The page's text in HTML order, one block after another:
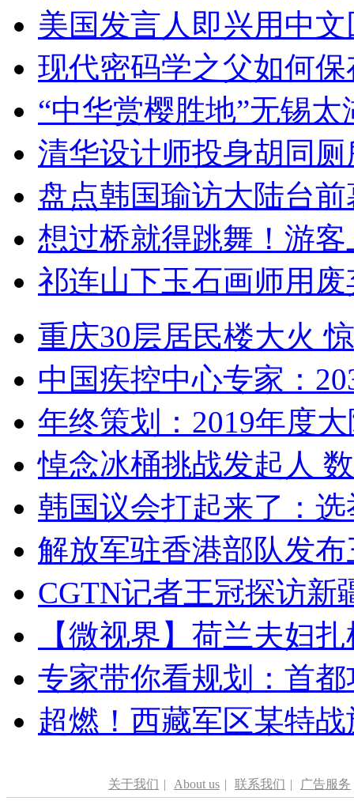
美国发言人即兴用中
现代密码学之父如何
“中华赏樱胜地”无锡
清华设计师投身胡同
盘点韩国瑜访大陆台
想过桥就得跳舞！游客
祁连山下玉石画师用
重庆30层居民楼大火
中国疾控中心专家：
年终策划：2019年度
悼念冰桶挑战发起人
韩国议会打起来了：
解放军驻香港部队发
CGTN记者王冠探访新
【微视界】荷兰夫妇
专家带你看规划：首
超燃！西藏军区某特
关于我们 | About us | 联系我们 | 广告服务